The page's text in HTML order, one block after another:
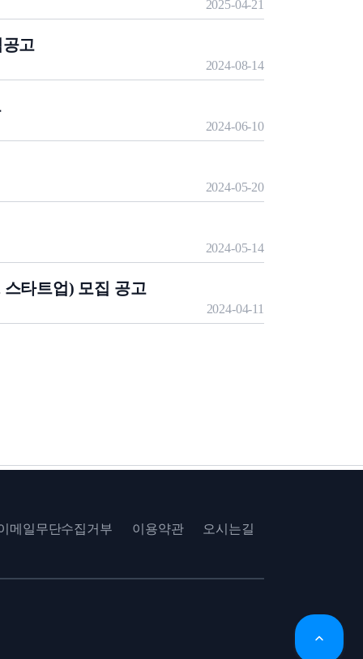
2025-04-21
고
2024-08-14
2024-06-10
2024-05-20
2024-05-14
타트업) 모집 공고
2024-04-11